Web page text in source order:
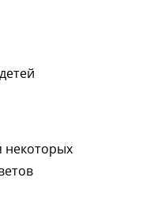
некоторых